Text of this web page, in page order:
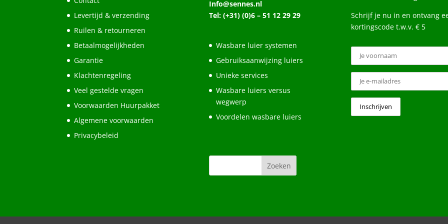
Levertijd & verzending
Ruilen & retourneren
Betaalmogelijkheden
Garantie
Klachtenregeling
Veel gestelde vragen
Voorwaarden Huurpakket
Algemene voorwaarden
Privacybeleid
Info@sennes.nl
Tel: (+31) (0)6 – 51 12 29 29
Wasbare luier systemen
Gebruiksaanwijzing luiers
Unieke services
Wasbare luiers versus
wegwerp
Voordelen wasbare luiers
Schrijf je nu in en ontvang
kortingscode t.w.v. € 5